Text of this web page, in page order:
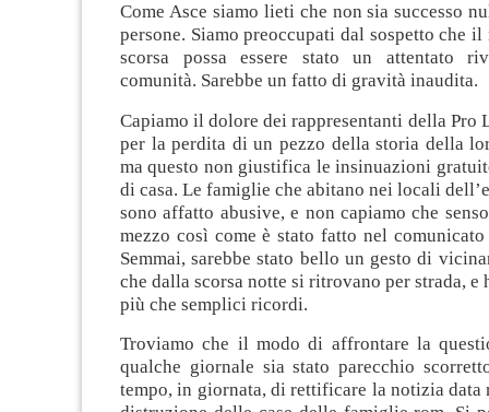
Come Asce siamo lieti che non sia successo
persone. Siamo preoccupati dal sospetto che
scorsa possa essere stato un attentato
comunità. Sarebbe un fatto di gravità inaudita.
Capiamo il dolore dei rappresentanti della Pro
per la perdita di un pezzo della storia della
ma questo non giustifica le insinuazioni
di casa. Le famiglie che abitano nei locali
sono affatto abusive, e non capiamo che
mezzo così come è stato fatto nel
Semmai, sarebbe stato bello un gesto di
che dalla scorsa notte si ritrovano per strada, e
più che semplici ricordi.
Troviamo che il modo di affrontare la
qualche giornale sia stato parecchio
tempo, in giornata, di rettificare la notizia data